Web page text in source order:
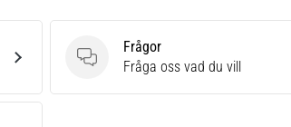
Frågor
Frågor
Fråga oss vad du vill